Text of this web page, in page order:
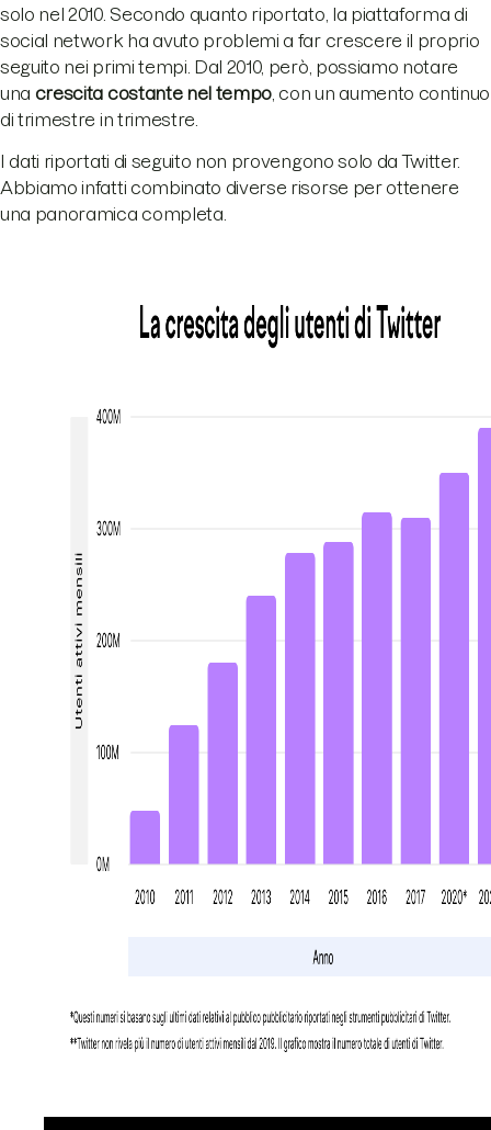
solo nel 2010. Secondo quanto riportato, la piattaforma di
social network ha avuto problemi a far crescere il proprio
seguito nei primi tempi. Dal 2010, però, possiamo notare
una crescita costante nel tempo , con un aumento continuo
di trimestre in trimestre.
I dati riportati di seguito non provengono solo da Twitter.
Abbiamo infatti combinato diverse risorse per ottenere
una panoramica completa.